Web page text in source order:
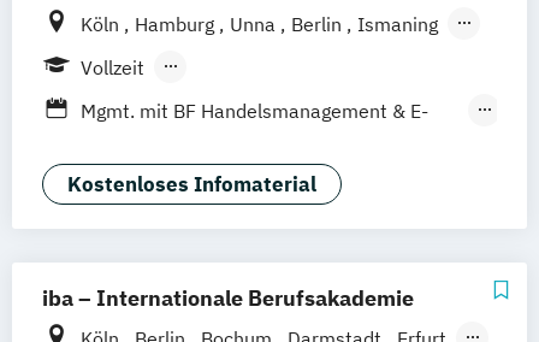
Köln Hamburg Unna Berlin
Ismaning
Mannheim
Vollzeit
Berufsbegleitendes Präsenzstudium
Mgmt. mit BF Handelsmanagement & E-
Social Media Studies Sportmanagement
Kostenloses Infomaterial
iba – Internationale Berufsakademie